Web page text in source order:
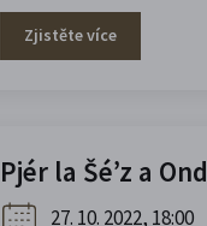
Zjistěte více
Pjér la Šé’z a
27. 10. 2022, 18:00